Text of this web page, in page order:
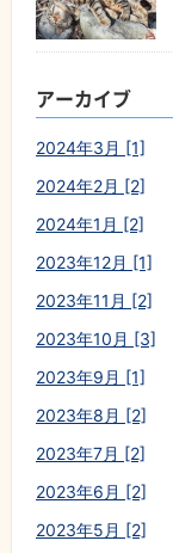
アーカイブ
2024年3月 [1]
2024年2月 [2]
2024年1月 [2]
2023年12月 [1]
2023年11月 [2]
2023年10月 [3]
2023年9月 [1]
2023年8月 [2]
2023年7月 [2]
2023年6月 [2]
2023年5月 [2]